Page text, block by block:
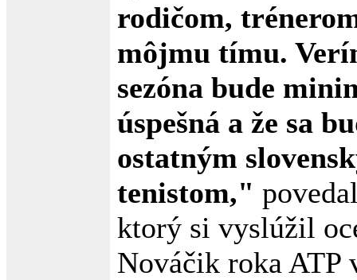
rodičom,
môjmu tímu.
sezóna bude
úspešná a že sa
ostatným
tenistom,"
ktorý si vyslúžil
Nováčik roka ATP